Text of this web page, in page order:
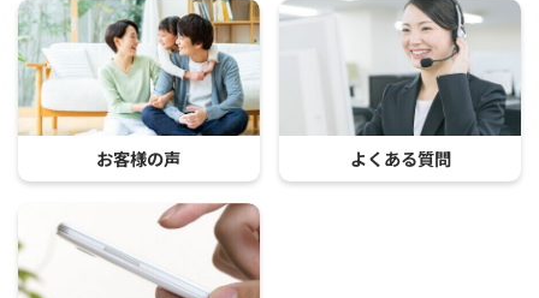
お客様の声 よくある質問